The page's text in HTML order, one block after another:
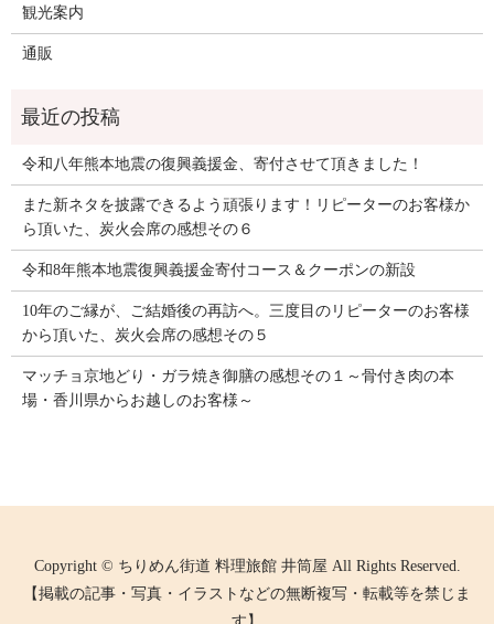
観光案内
通販
令和八年熊本地震の復興義援金、寄付させて頂きました！
また新ネタを披露できるよう頑張ります！リピーターのお客様か
ら頂いた、炭火会席の感想その６
令和8年熊本地震復興義援金寄付コース＆クーポンの新設
10年のご縁が、ご結婚後の再訪へ。三度目のリピーターのお客様
から頂いた、炭火会席の感想その５
マッチョ京地どり・ガラ焼き御膳の感想その１～骨付き肉の本
場・香川県からお越しのお客様～
Copyright © ちりめん街道 料理旅館 井筒屋 All Rights Reserved.
【掲載の記事・写真・イラストなどの無断複写・転載等を禁じま